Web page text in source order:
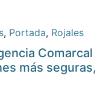
, Portada, Rojales
Comarcal
más seguras,